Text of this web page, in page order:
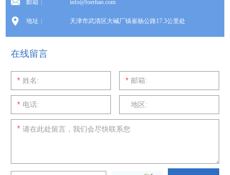
邮箱： info@foerhao.com
地址： 天津市武清区大碱厂镇崔杨公路17.3公里处
在线留言